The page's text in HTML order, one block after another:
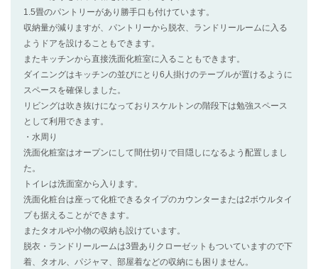
1.5畳のパントリーがあり勝手口も付けています。
収納量が減りますが、パントリーから脱衣、ランドリールームに入る
ようドアを設けることもできます。
またキッチンから直接洗面化粧室に入ることもできます。
ダイニングはキッチンの並びにとり6人掛けのテーブルが置けるように
スペースを確保しました。
リビングは吹き抜けになっておりスケルトンの階段下は勉強スペース
として利用できます。
・水周り
洗面化粧室はオープンにして間仕切りで目隠しになるよう配置しまし
た。
トイレは洗面室から入ります。
洗面化粧台は座って化粧できるタイプのカウンターまたは2ボウルタイ
プも据えることができます。
またタオルや小物の収納も設けています。
脱衣・ランドリールームは3畳ありクローゼットもついていますので下
着、タオル、パジャマ、部屋着などの収納にも困りません。